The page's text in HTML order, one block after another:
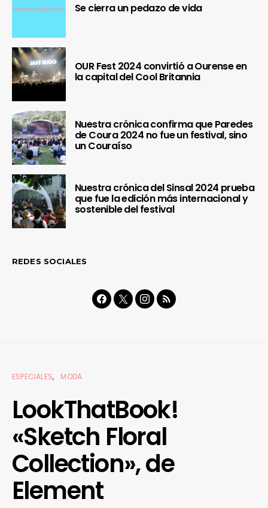
Se cierra un pedazo de vida
OUR Fest 2024 convirtió a Ourense en
la capital del Cool Britannia
Nuestra crónica confirma que Paredes
de Coura 2024 no fue un festival, sino
un Couraíso
Nuestra crónica del Sinsal 2024 prueba
que fue la edición más internacional y
sostenible del festival
REDES SOCIALES
ESPECIALES MODA
LookThatBook!
«Sketch Floral
Collection», de
Element